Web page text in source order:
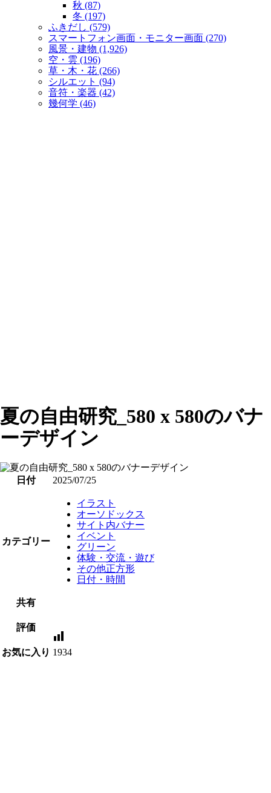
秋 (87)
冬 (197)
ふきだし (579)
スマートフォン画面・モニター画面 (270)
風景・建物 (1,926)
空・雲 (196)
草・木・花 (266)
シルエット (94)
音符・楽器 (42)
幾何学 (46)
夏の自由研究_580 x 580のバナ
ーデザイン
日付 2025/07/25
カテゴリー
イラスト
オーソドックス
サイト内バナー
イベント
グリーン
体験・交流・遊び
その他正方形
日付・時間
共有
評価
お気に入り 1934